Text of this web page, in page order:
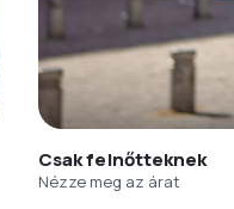
Csak felnőtteknek
Nézze meg az árat